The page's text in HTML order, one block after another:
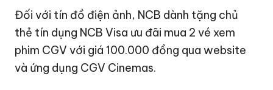
Đối với tín đồ điện ảnh, NCB dành tặng chủ
thẻ tín dụng NCB Visa ưu đãi mua 2 vé xem
phim CGV với giá 100.000 đồng qua website
và ứng dụng CGV Cinemas.